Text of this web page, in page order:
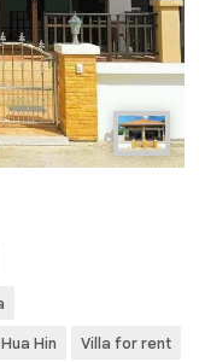
Hin Villa for rent